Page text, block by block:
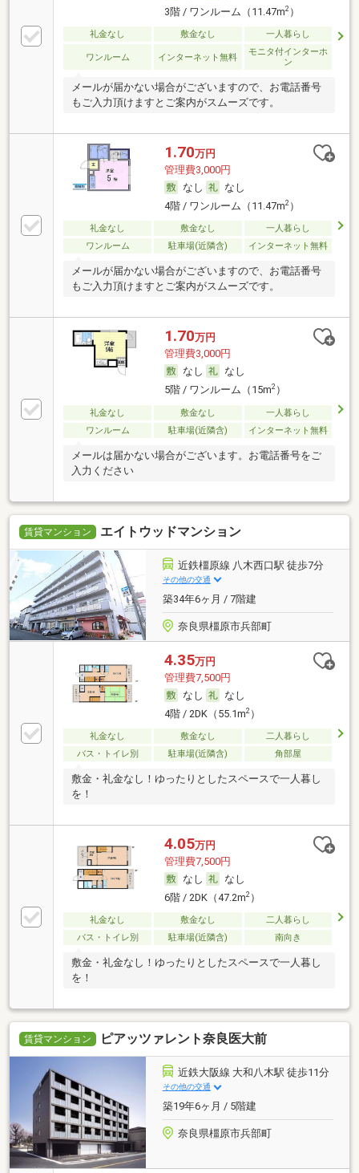
3階 / ワンルーム（11.47m2）
礼金なし 敷金なし 一人暮らし
ワンルーム インターネット無料
モニタ付インターホ
ン
メールが届かない場合がございますので、お電話番号
もご入力頂けますとご案内がスムーズです。
1.70万円
管理費3,000円
なし
なし
4階 / ワンルーム（11.47m2）
礼金なし 敷金なし
一人暮らし
ワンルーム
駐車場(近隣含) インターネット無料
メールが届かない場合がございますので、お電話番号
もご入力頂けますとご案内がスムーズです。
1.70万円
管理費3,000円
なし
なし
5階 / ワンルーム（15m2）
礼金なし 敷金なし
一人暮らし
ワンルーム
駐車場(近隣含) インターネット無料
メールは届かない場合がございます。お電話番号をご
入力ください
賃貸マンション エイトウッドマンション
近鉄橿原線 八木西口駅 徒歩7分
その他の交通
築34年6ヶ月 / 7階建
奈良県橿原市兵部町
4.35万円
管理費7,500円
なし
なし
4階 / 2DK（55.1m2）
礼金なし 敷金なし
二人暮らし
バス・トイレ別
駐車場(近隣含) 角部屋
敷金・礼金なし！ゆったりとしたスペースで一人暮し
を！
4.05万円
管理費7,500円
なし
なし
6階 / 2DK（47.2m2）
礼金なし 敷金なし
二人暮らし
バス・トイレ別
駐車場(近隣含) 南向き
敷金・礼金なし！ゆったりとしたスペースで一人暮し
を！
賃貸マンション ピアッツァレント奈良医大前
近鉄大阪線 大和八木駅 徒歩11分
その他の交通
築19年6ヶ月 / 5階建
奈良県橿原市兵部町